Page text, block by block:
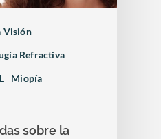
Visión
Refractiva
Miopía
sobre la